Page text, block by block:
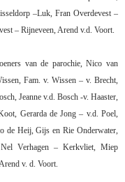
–Luk, Fran Overdevest –
– Rijneveen, Arend v.d. Voort.
van de parochie,Nico van
Fam. v. Wissen – v. Brecht,
Jeanne v.d. Bosch -v. Haaster,
Gerarda de Jong – v.d. Poel,
de Heij, Gijs en Rie Onderwater,
Verhagen – Kerkvliet, Miep
v. d. Voort.